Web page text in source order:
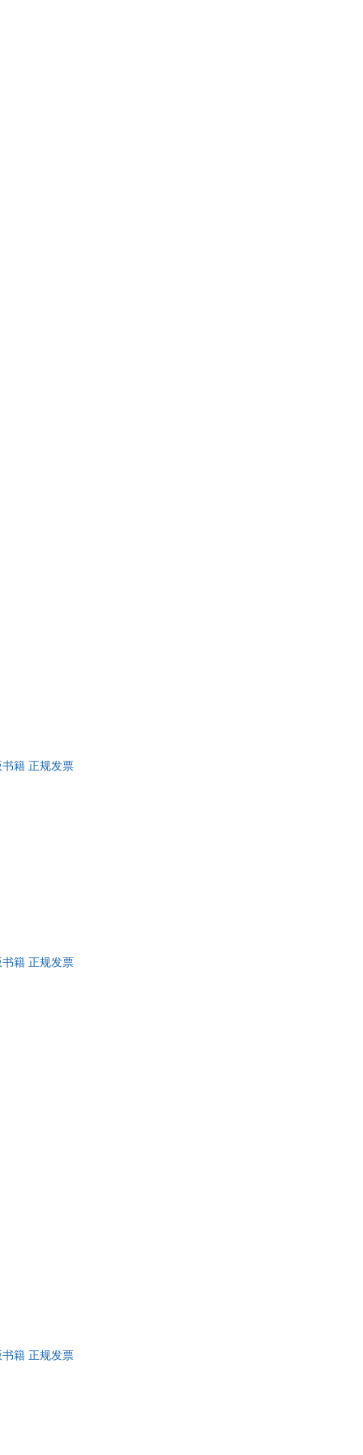
书籍 正规发票
书籍 正规发票
书籍 正规发票